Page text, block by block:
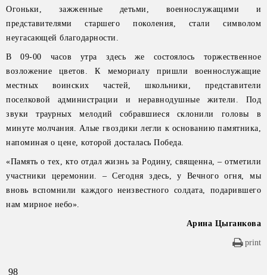
Огоньки, зажженные детьми, военнослужащими и
представителями старшего поколения, стали символом
неугасающей благодарности.
В 09-00 часов утра здесь же состоялось торжественное
возложение цветов. К мемориалу пришли военнослужащие
местных воинских частей, школьники, представители
поселковой администрации и неравнодушные жители. Под
звуки траурных мелодий собравшиеся склонили головы в
минуте молчания. Алые гвоздики легли к основанию памятника,
напоминая о цене, которой досталась Победа.
«Память о тех, кто отдал жизнь за Родину, священна, – отметили
участники церемонии. – Сегодня здесь, у Вечного огня, мы
вновь вспомнили каждого неизвестного солдата, подарившего
нам мирное небо».
Арина Цыганкова
print
98